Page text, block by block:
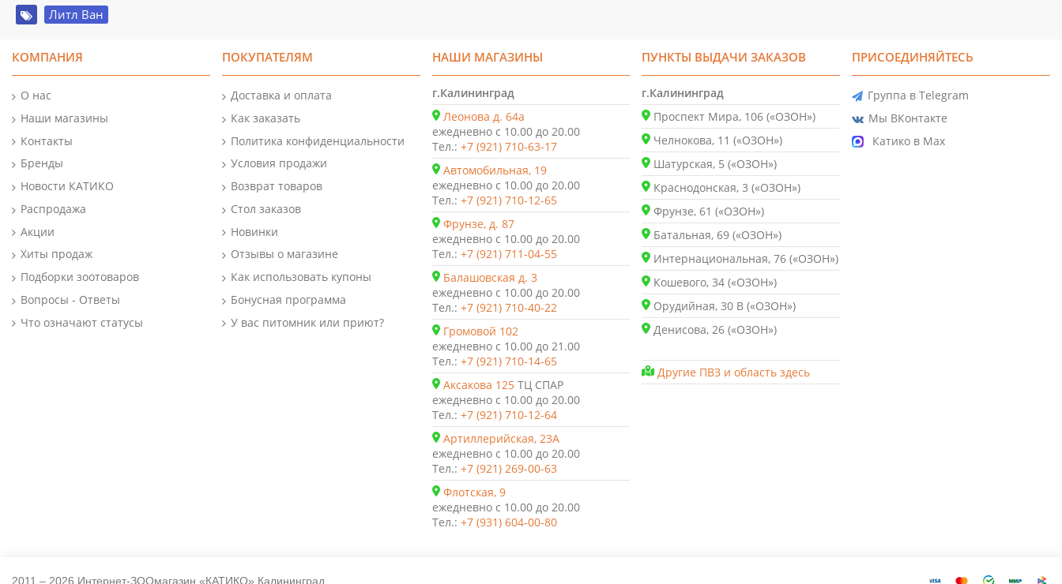
Литл Ван
КОМПАНИЯ
О нас
Наши магазины
Контакты
Бренды
Новости КАТИКО
Распродажа
Акции
Хиты продаж
Подборки зоотоваров
Вопросы - Ответы
Что означают статусы
ПОКУПАТЕЛЯМ
Доставка и оплата
Как заказать
Политика конфиденциальности
Условия продажи
Возврат товаров
Стол заказов
Новинки
Отзывы о магазине
Как использовать купоны
Бонусная программа
У вас питомник или приют?
НАШИ МАГАЗИНЫ
г.Калининград
Леонова д. 64а
ежедневно с 10.00 до 20.00
Тел.: +7 (921) 710-63-17
Автомобильная, 19
ежедневно с 10.00 до 20.00
Тел.: +7 (921) 710-12-65
Фрунзе, д. 87
ежедневно с 10.00 до 20.00
Тел.: +7 (921) 711-04-55
Балашовская д. 3
ежедневно с 10.00 до 20.00
Тел.: +7 (921) 710-40-22
Громовой 102
ежедневно с 10.00 до 21.00
Тел.: +7 (921) 710-14-65
Аксакова 125 ТЦ СПАР
ежедневно с 10.00 до 20.00
Тел.: +7 (921) 710-12-64
Артиллерийская, 23А
ежедневно с 10.00 до 20.00
Тел.: +7 (921) 269-00-63
Флотская, 9
ежедневно с 10.00 до 20.00
Тел.: +7 (931) 604-00-80
ПУНКТЫ ВЫДАЧИ ЗАКАЗОВ
г.Калининград
Проспект Мира, 106 («ОЗОН»)
Челнокова, 11 («ОЗОН»)
Шатурская, 5 («ОЗОН»)
Краснодонская, 3 («ОЗОН»)
Фрунзе, 61 («ОЗОН»)
Батальная, 69 («ОЗОН»)
Интернациональная, 76 («ОЗОН»)
Кошевого, 34 («ОЗОН»)
Орудийная, 30 В («ОЗОН»)
Денисова, 26 («ОЗОН»)
Другие ПВЗ и область здесь
ПРИСОЕДИНЯЙТЕСЬ
Группа в Telegram
Мы ВКонтакте
Катико в Max
2011 – 2026 Интернет-ЗООмагазин «КАТИКО» Калининград